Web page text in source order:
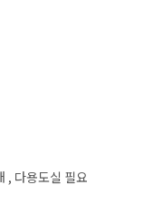
, 다용도실 필요